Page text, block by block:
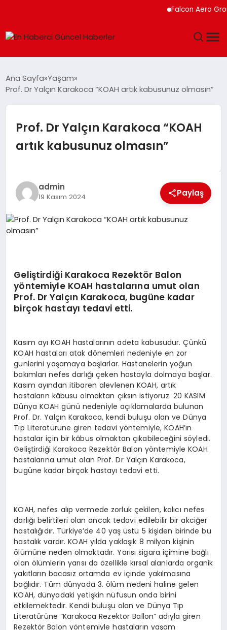
Falcon Aero
SAĞLIK
TEKNOLOJI
DÜNYA
EKONOMI
SIYASET
Ana Sayfa Yaşam
Prof. Dr Yalçın Karakoca “KOAH artık kabusunuz olmasın”
Prof. Dr Yalçın Karakoca “KOAH
artık kabusunuz olmasın”
admin
19 Kasım 2024 Paylaş
Geliştirdiği Karakoca Rezektör Balon
yöntemiyle KOAH hastalarına umut olan
Prof. Dr Yalçın Karakoca, bugüne kadar
birçok hastayı tedavi etti.
Kasım ayı KOAH hastalarının adeta kabusudur. Çünkü
KOAH hastaları atak dönemleri nedeniyle en zor
günlerini yaşamaya başlarlar. Hastanelerin yoğun
bakımları nefes darlığı çeken hastayla dolmaya başlar.
Kasım ayından itibaren alevlenen KOAH, artık
hastaların kâbusu olmaktan çıksın istiyoruz. 20 KASIM
Dünya KOAH günü nedeniyle açıklamalarda bulunan
Prof. Dr. Yalçın Karakoca, kendi buluşu olan ve Dünya
Tıp Literatürüne giren tedavi yöntemiyle, KOAH’ın
hastalar için bir kâbus olmaktan çıkabileceğini söyledi.
Geliştirdiği Karakoca Rezektör Balon yöntemiyle KOAH
hastalarına umut olan Prof. Dr Yalçın Karakoca,
bugüne kadar birçok hastayı tedavi etti.
KOAH, nefes alıp vermede zorluk çekilen, kalıcı nefes
darlığı belirtileri olan ancak tedavi edilebilir bir akciğer
hastalığıdır. Türkiye’de 40 yaş üstü 5 kişiden birinde bu
hastalık vardır. KOAH yılda yaklaşık 8 milyon kişinin
ölümüne neden olmaktadır. Yarısı sigara içimine bağlı
olan ölümlerin yarısı da özellikle kırsal alanlarda organik
yakıtların bacasız ortamda ev içinde yakılmasına
bağlıdır. Tüm dünyada 3. ölüm nedeni haline gelen
KOAH, dünyadaki yetişkin nüfusun onda birini
etkilemektedir. Kendi buluşu olan ve Dünya Tıp
Literatürüne “Karakoca Rezektor Ballon” adıyla giren
Rezektör Balon yöntemiyle hastaların yaşam